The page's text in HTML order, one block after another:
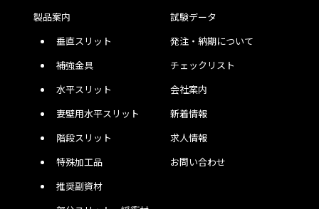
製品案内
垂直スリット
補強金具
水平スリット
妻壁用水平スリット
階段スリット
特殊加工品
推奨副資材
試験データ
発注・納期について
チェックリスト
会社案内
新着情報
求人情報
お問い合わせ